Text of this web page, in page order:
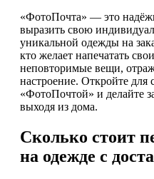
«ФотоПочта» — это
выразить свою
уникальной одежды на
кто желает напечатать
неповторимые вещи,
настроение. Откройте для
«ФотоПочтой» и делайте
выходя из дома.
Сколько стоит
на одежде с